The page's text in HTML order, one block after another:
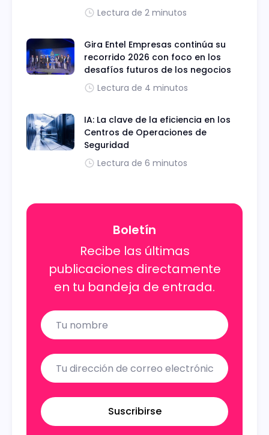
Lectura de 2 minutos
Gira Entel Empresas continúa su
recorrido 2026 con foco en los
desafíos futuros de los negocios
Lectura de 4 minutos
IA: La clave de la eficiencia en los
Centros de Operaciones de
Seguridad
Lectura de 6 minutos
Boletín
Recibe las últimas
publicaciones directamente
en tu bandeja de entrada.
Name
Email
Suscribirse